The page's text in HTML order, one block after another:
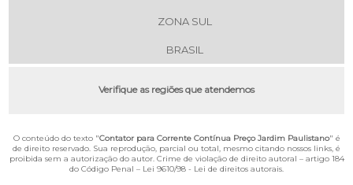
ZONA SUL
BRASIL
Verifique as regiões que atendemos
O conteúdo do texto "Contator para Corrente Contínua Preço Jardim Paulistano" é
de direito reservado. Sua reprodução, parcial ou total, mesmo citando nossos links, é
proibida sem a autorização do autor. Crime de violação de direito autoral – artigo 184
do Código Penal – Lei 9610/98 - Lei de direitos autorais.